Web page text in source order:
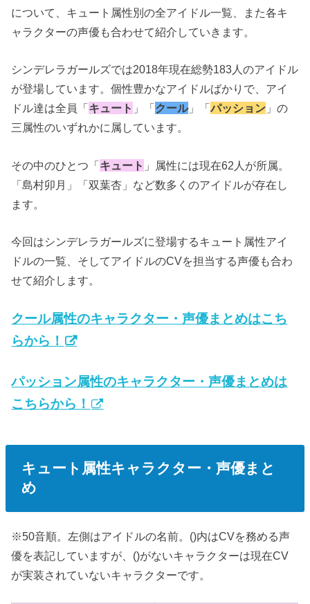
について、キュート属性別の全アイドル一覧、また各キ
ャラクターの声優も合わせて紹介していきます。
シンデレラガールズでは2018年現在総勢183人のアイドル
が登場しています。個性豊かなアイドルばかりで、アイ
ドル達は全員「キュート 」「クール」「パッション 」の
三属性のいずれかに属しています。
その中のひとつ「キュート 」属性には現在62人が所属。
「島村卯月」「双葉杏」など数多くのアイドルが存在し
ます。
今回はシンデレラガールズに登場するキュート属性アイ
ドルの一覧、そしてアイドルのCVを担当する声優も合わ
せて紹介します。
クール属性のキャラクター・声優まとめはこち
らから！
パッション属性のキャラクター・声優まとめは
こちらから！
キュート属性キャラクター・声優まと
め
※50音順。左側はアイドルの名前。()内はCVを務める声
優を表記していますが、()がないキャラクターは現在CV
が実装されていないキャラクターです。